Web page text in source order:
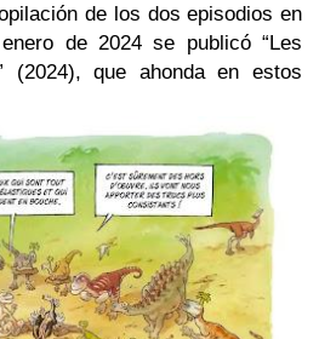
de los dos episodios en
de 2024 se publicó “Les
(2024), que ahonda en estos